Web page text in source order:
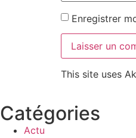
Enregistrer
This site uses
Catégories
Actu